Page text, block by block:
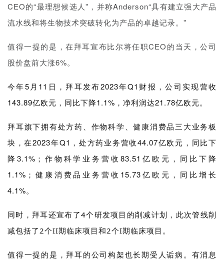
CEO的“最理想候选人”，并称Anderson“具有建立强大产品
流水线和将生物技术突破转化为产品的卓越记录。”
值得一提的是，在拜耳宣布比尔将任职CEO的当天，公司
股价盘前大涨6%。
今年5月11日，拜耳发布2023年Q1财报，公司实现营收
143.89亿欧元，同比下降1.1%，净利润达21.78亿欧元。
拜耳旗下拥有处方药、作物科学、健康消费品三大业务板
块，在2023年Q1，处方药业务营收44.07亿欧元，同比下
降3.1%；作物科学业务营收83.51亿欧元，同比下降
1.1%；健康消费品业务营收15.73亿欧元，同比增长
4.1%。
同时， 拜耳还宣布了4个研发项目的削减计划，此次管线削
减包括了2个II期临床项目和2个I期临床项目。
值得一提的是， 拜耳的公司构架也长期受人诟病。有消息